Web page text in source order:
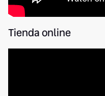
Tienda online